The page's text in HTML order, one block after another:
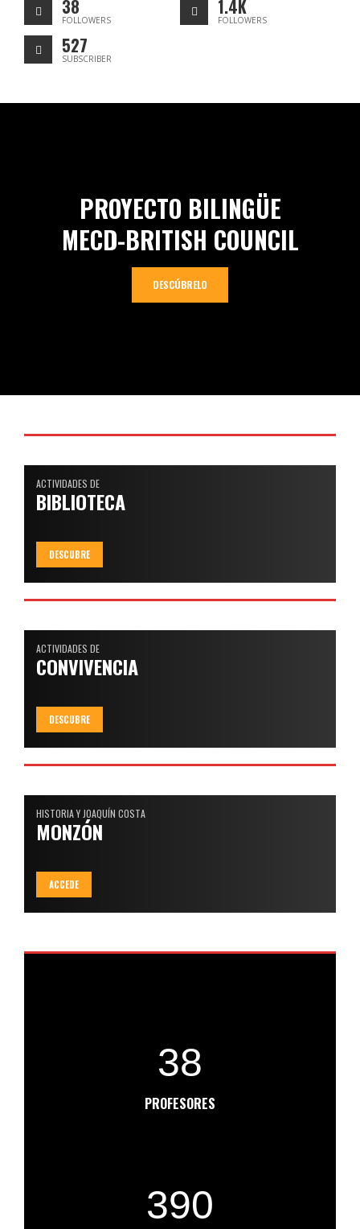
38
FOLLOWERS
1.4K
FOLLOWERS
527
SUBSCRIBER
PROYECTO BILINGÜE
MECD-BRITISH COUNCIL
DESCÚBRELO
ACTIVIDADES DE
BIBLIOTECA
DESCUBRE
ACTIVIDADES DE
CONVIVENCIA
DESCUBRE
HISTORIA Y JOAQUÍN COSTA
MONZÓN
ACCEDE
38
PROFESORES
390